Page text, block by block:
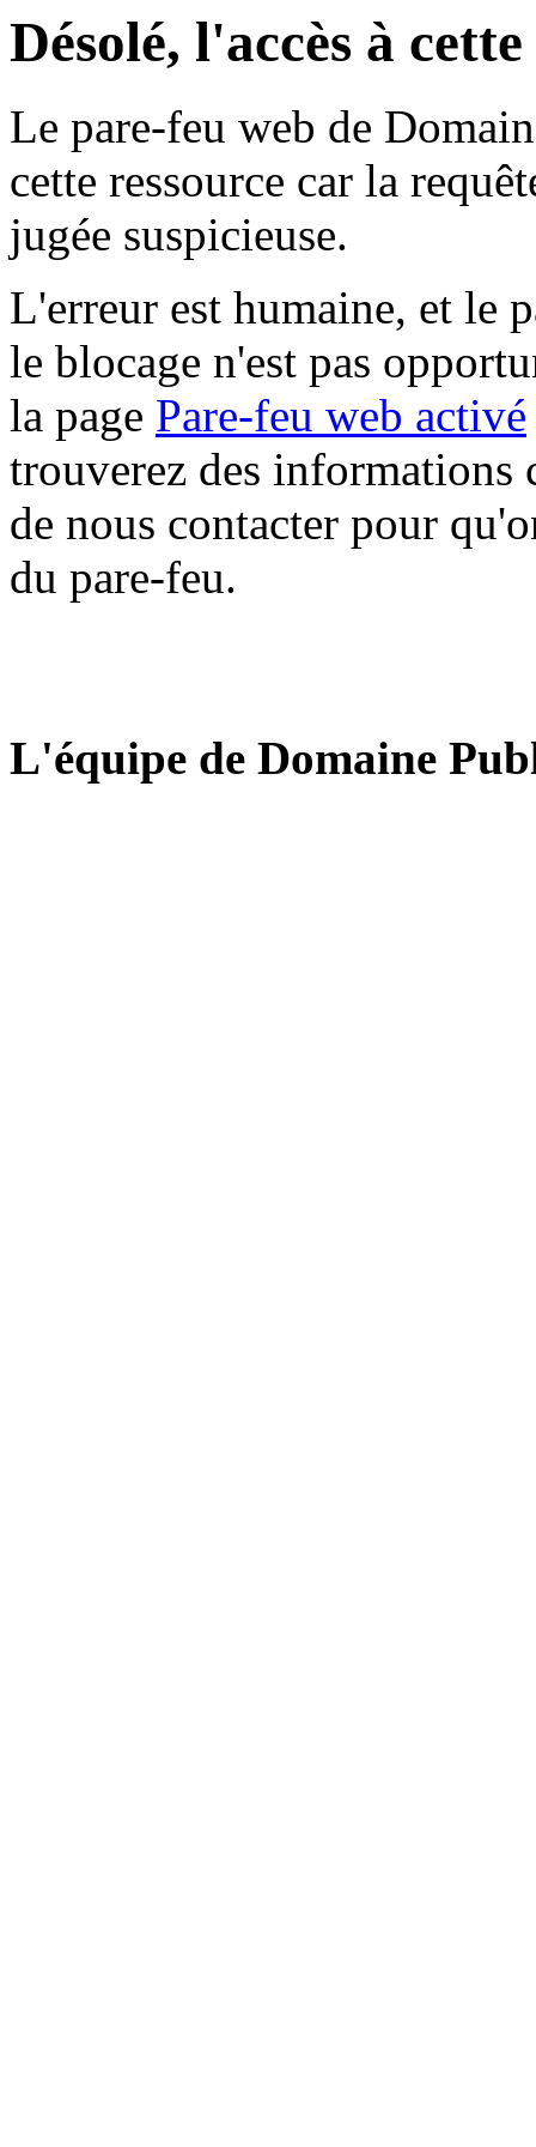
Désolé, l'accès à
Le pare-feu web de
cette ressource car la
jugée suspicieuse.
L'erreur est humaine, et le
le blocage n'est pas
la page Pare-feu web activé
trouverez des informations
de nous contacter pour
du pare-feu.
L'équipe de Domaine